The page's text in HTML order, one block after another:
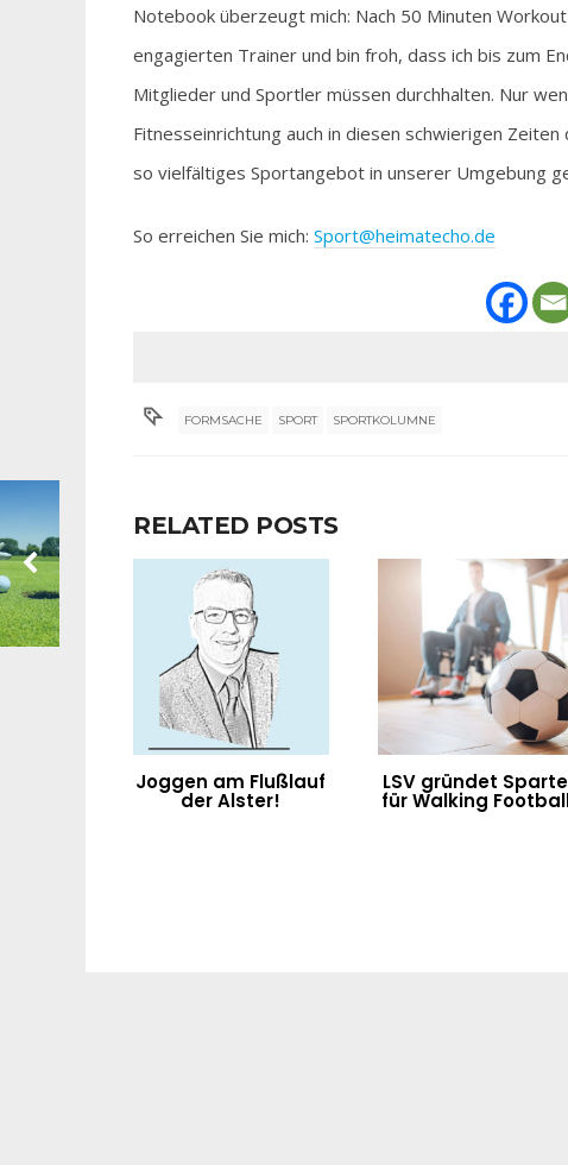
Notebook überzeugt mich: Nach 50 Minuten
engagierten Trainer und bin froh, dass ich bis zum
Mitglieder und Sportler müssen durchhalten. Nur
Fitnesseinrichtung auch in diesen schwierigen
so vielfältiges Sportangebot in unserer Umgebung
So erreichen Sie mich: Sport@heimatecho.de
FORMSACHE SPORT SPORTKOLUMNE
RELATED POSTS
Joggen am Flußlauf
der Alster!
LSV gründet Sparte
für Walking